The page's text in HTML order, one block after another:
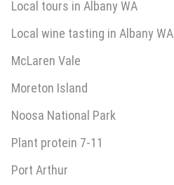
Local tours in Albany WA
Local wine tasting in Albany WA
McLaren Vale
Moreton Island
Noosa National Park
Plant protein 7-11
Port Arthur